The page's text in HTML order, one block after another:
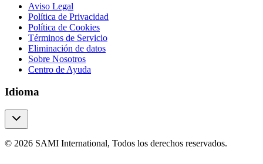
Aviso Legal
Política de Privacidad
Política de Cookies
Términos de Servicio
Eliminación de datos
Sobre Nosotros
Centro de Ayuda
Idioma
© 2026 SAMI International, Todos los derechos reservados.